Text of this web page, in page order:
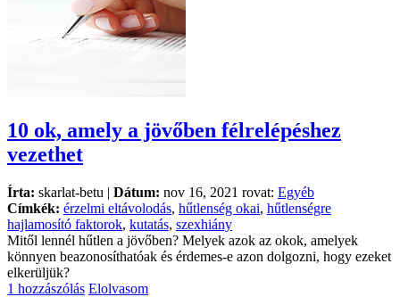
10 ok, amely a jövőben félrelépéshez
vezethet
Írta: skarlat-betu | Dátum: nov 16, 2021 rovat: Egyéb
Címkék: érzelmi eltávolodás, hűtlenség okai, hűtlenségre
hajlamosító faktorok, kutatás, szexhiány
Mitől lennél hűtlen a jövőben? Melyek azok az okok, amelyek
könnyen beazonosíthatóak és érdemes-e azon dolgozni, hogy ezeket
elkerüljük?
1 hozzászólás Elolvasom